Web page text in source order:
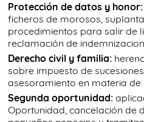
Protección de datos y honor:
ficheros de morosos,
procedimientos para salir de
reclamación de
Derecho civil y familia:
sobre impuesto de
asesoramiento en materia de
Segunda oportunidad:
Oportunidad, cancelación de